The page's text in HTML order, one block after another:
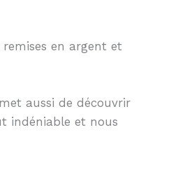
en argent et
aussi de découvrir
indéniable et nous